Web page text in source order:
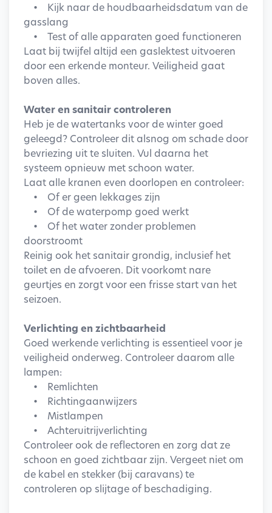
• Kijk naar de houdbaarheidsdatum van de
gasslang
• Test of alle apparaten goed functioneren
Laat bij twijfel altijd een gaslektest uitvoeren
door een erkende monteur. Veiligheid gaat
boven alles.
Water en sanitair controleren
Heb je de watertanks voor de winter goed
geleegd? Controleer dit alsnog om schade door
bevriezing uit te sluiten. Vul daarna het
systeem opnieuw met schoon water.
Laat alle kranen even doorlopen en controleer:
• Of er geen lekkages zijn
• Of de waterpomp goed werkt
• Of het water zonder problemen
doorstroomt
Reinig ook het sanitair grondig, inclusief het
toilet en de afvoeren. Dit voorkomt nare
geurtjes en zorgt voor een frisse start van het
seizoen.
Verlichting en zichtbaarheid
Goed werkende verlichting is essentieel voor je
veiligheid onderweg. Controleer daarom alle
lampen:
• Remlichten
• Richtingaanwijzers
• Mistlampen
• Achteruitrijverlichting
Controleer ook de reflectoren en zorg dat ze
schoon en goed zichtbaar zijn. Vergeet niet om
de kabel en stekker (bij caravans) te
controleren op slijtage of beschadiging.